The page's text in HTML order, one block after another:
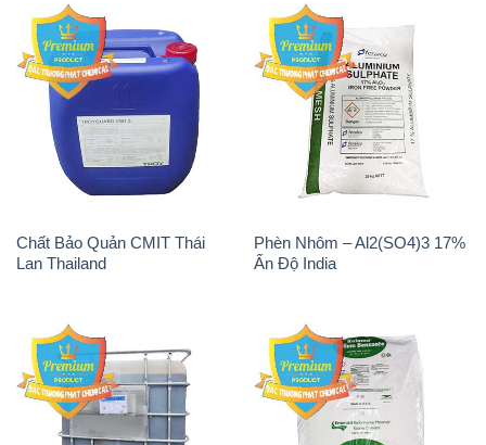
Chất Bảo Quản CMIT Thái
Lan Thailand
Phèn Nhôm – Al2(SO4)3 17%
Ấn Độ India